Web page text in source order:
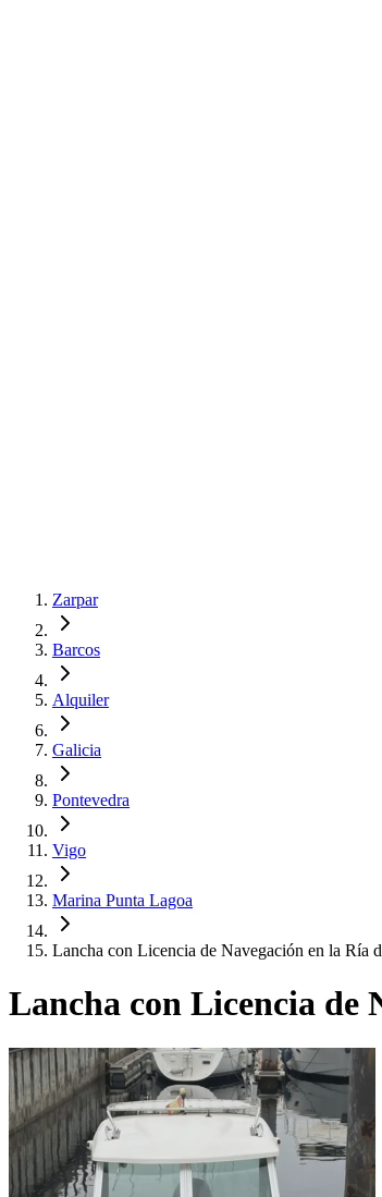
Zarpar
Barcos
Alquiler
Galicia
Pontevedra
Vigo
Marina Punta Lagoa
Lancha con Licencia de Navegación en la Ría
Lancha con Licencia de